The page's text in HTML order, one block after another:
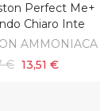
AL CARRELLO
Perfect Me+
Chiaro Inte
AMMONIACA
€ 13,51 €